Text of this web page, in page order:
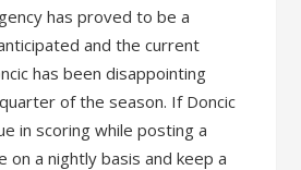
has proved to be a
and the current
has been disappointing
of the season. If Doncic
in scoring while posting a
on a nightly basis and keep a